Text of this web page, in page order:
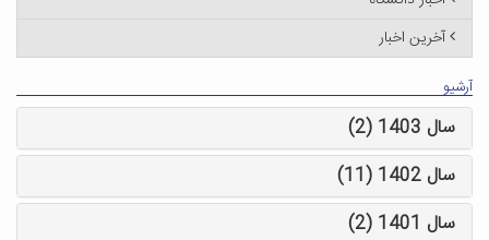
آخرین اخبار
آرشیو
سال 1403 (2)
سال 1402 (11)
سال 1401 (2)